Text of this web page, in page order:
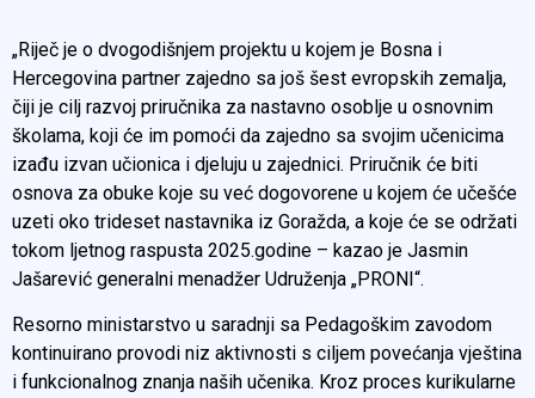
„Riječ je o dvogodišnjem projektu u kojem je Bosna i
Hercegovina partner zajedno sa još šest evropskih zemalja,
čiji je cilj razvoj priručnika za nastavno osoblje u osnovnim
školama, koji će im pomoći da zajedno sa svojim učenicima
izađu izvan učionica i djeluju u zajednici. Priručnik će biti
osnova za obuke koje su već dogovorene u kojem će učešće
uzeti oko trideset nastavnika iz Goražda, a koje će se održati
tokom ljetnog raspusta 2025.godine – kazao je Jasmin
Jašarević generalni menadžer Udruženja „PRONI“.
Resorno ministarstvo u saradnji sa Pedagoškim zavodom
kontinuirano provodi niz aktivnosti s ciljem povećanja vještina
i funkcionalnog znanja naših učenika. Kroz proces kurikularne